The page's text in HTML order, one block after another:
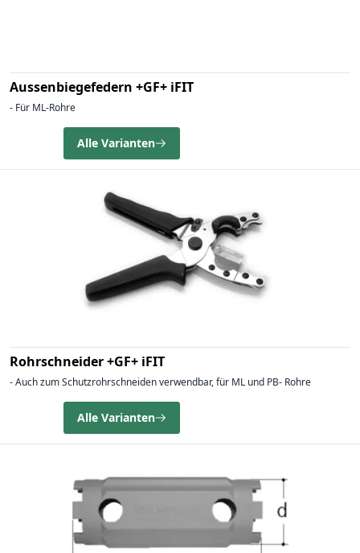
Aussenbiegefedern +GF+ iFIT
- Für ML-Rohre
Alle Varianten
Rohrschneider +GF+ iFIT
- Auch zum Schutzrohrschneiden verwendbar, für ML und PB- Rohre
Alle Varianten